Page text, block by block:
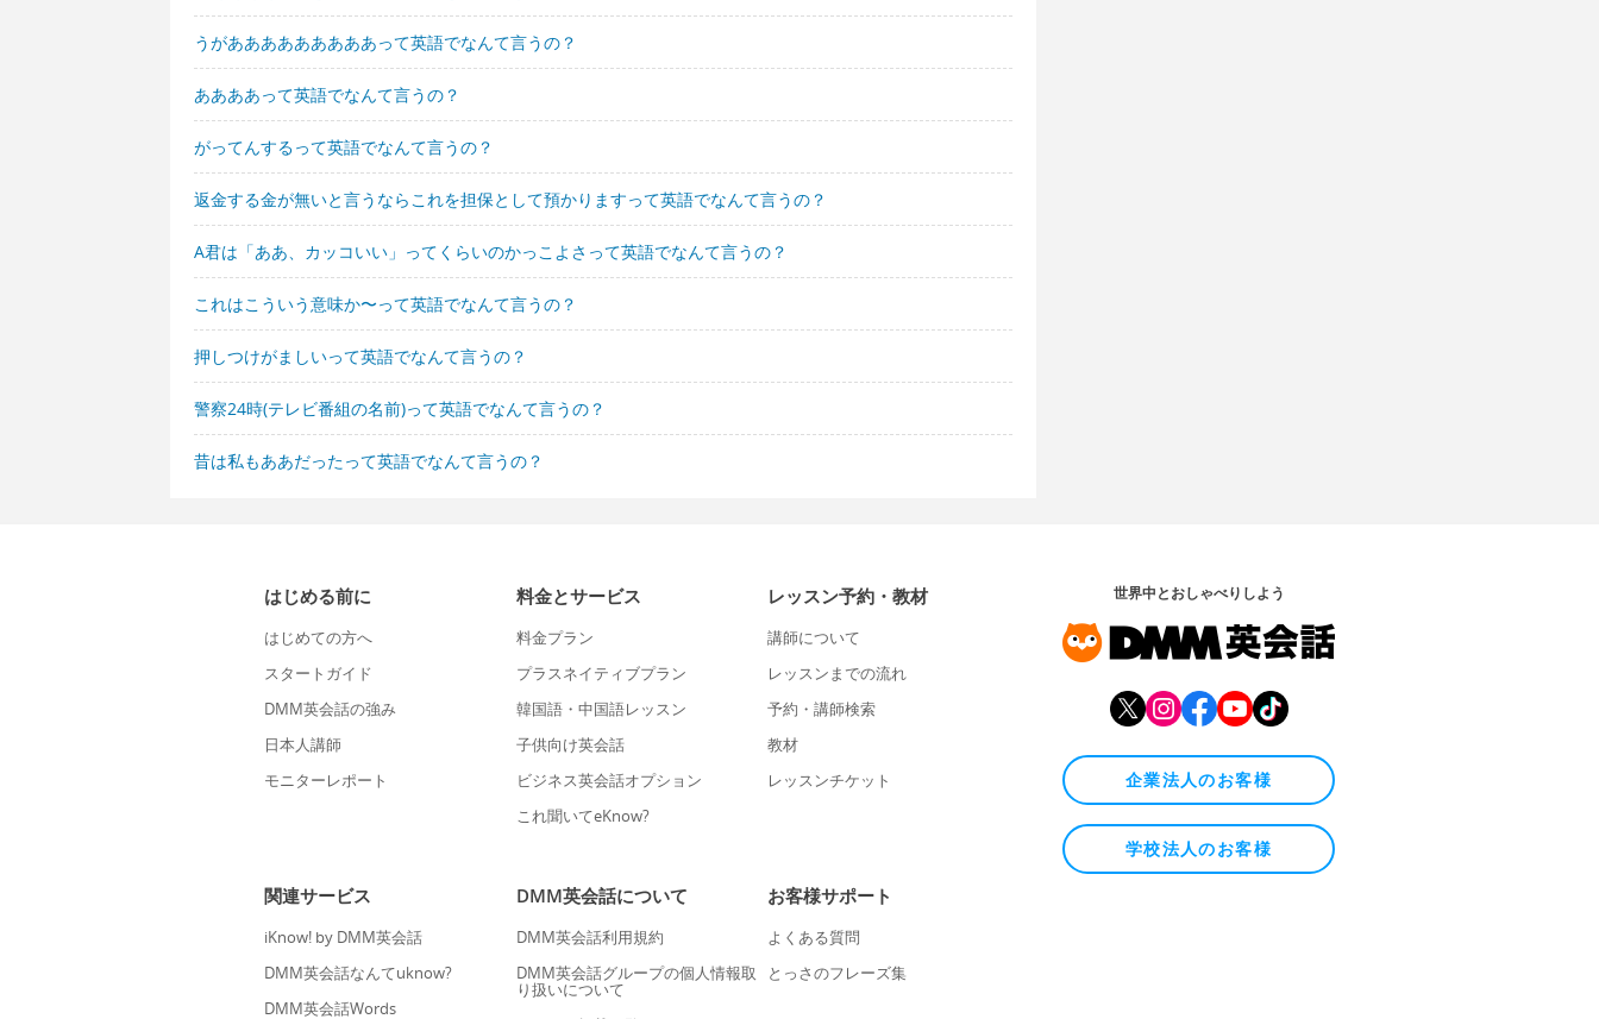
うがあああああああああって英語でなんて言うの？
ああああって英語でなんて言うの？
がってんするって英語でなんて言うの？
返金する金が無いと言うならこれを担保として預かりますって英語でなんて言うの？
A君は「ああ、カッコいい」ってくらいのかっこよさって英語でなんて言うの？
これはこういう意味か〜って英語でなんて言うの？
押しつけがましいって英語でなんて言うの？
警察24時(テレビ番組の名前)って英語でなんて言うの？
昔は私もああだったって英語でなんて言うの？
はじめる前に
はじめての方へ
スタートガイド
DMM英会話の強み
日本人講師
モニターレポート
料金とサービス
料金プラン
プラスネイティブプラン
韓国語・中国語レッスン
子供向け英会話
ビジネス英会話オプション
これ聞いてeKnow?
レッスン予約・教材
講師について
レッスンまでの流れ
予約・講師検索
教材
レッスンチケット
関連サービス
iKnow! by DMM英会話
DMM英会話なんてuknow?
DMM英会話Words
DMM英会話について
DMM英会話利用規約
DMM英会話グループの個人情報取
り扱いについて
お客様サポート
よくある質問
とっさのフレーズ集
世界中とおしゃべりしよう
企業法人のお客様
学校法人のお客様